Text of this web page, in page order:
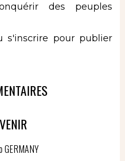
des peuples
s'inscrire pour publier
GERMANY